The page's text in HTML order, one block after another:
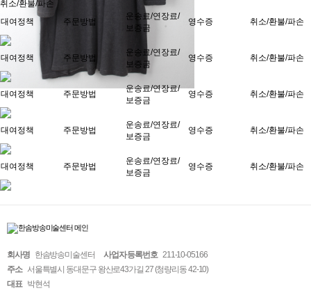
취소/환불/파손
대여정책
주문방법
운송료/연장료/
보증금
영수증 취소/환불/파손
대여정책 주문방법
운송료/연장료/
보증금
영수증 취소/환불/파손
대여정책 주문방법
운송료/연장료/
보증금
영수증 취소/환불/파손
대여정책 주문방법
운송료/연장료/
보증금
영수증 취소/환불/파손
대여정책 주문방법
운송료/연장료/
보증금
영수증 취소/환불/파손
회사명 한솜방송미술센터 사업자 등록번호 211-10-05166
주소 서울특별시 동대문구 왕산로43가길 27 (청량리동 42-10)
대표 박현석